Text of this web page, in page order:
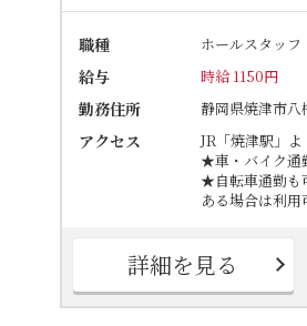
職種 ホールスタッフ
給与 時給 1150円
勤務住所 静岡県焼津市八
アクセス
JR「焼津駅」
★車・バイク通
★自転車通勤も
ある場合は利用
詳細を見る